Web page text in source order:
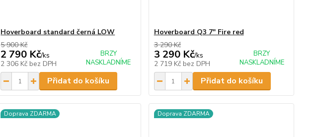
Hoverboard standard černá LOW
5 900 Kč
2 790 Kč/ks
2 306 Kč bez DPH
BRZY
NASKLADNÍME
Přidat do košíku
Hoverboard Q3 7" Fire red
3 290 Kč
3 290 Kč/ks
2 719 Kč bez DPH
BRZY
NASKLADNÍME
Přidat do košíku
Doprava ZDARMA Doprava ZDARMA